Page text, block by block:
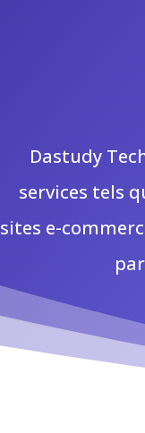
Dastudy
services tels
sites e-